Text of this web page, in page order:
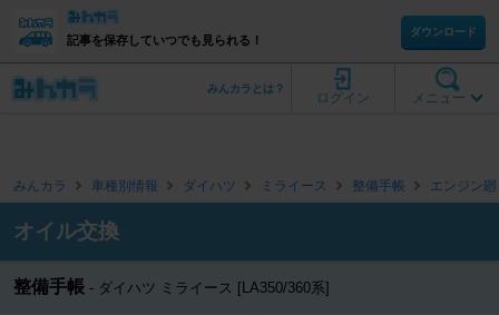
記事を保存していつでも見られる！
ダウンロード
メニュー
ログイン
みんカラとは？
みんカラ 車種別情報 ダイハツ ミライース 整備手帳 エンジン
オイル交換
整備手帳 ダイハツ ミライース [LA350/360系]